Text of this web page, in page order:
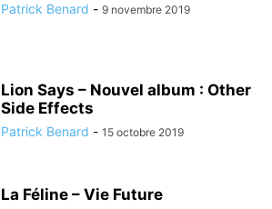
Patrick Benard - 9 novembre 2019
Lion Says – Nouvel album : Other
Side Effects
Patrick Benard - 15 octobre 2019
La Féline – Vie Future